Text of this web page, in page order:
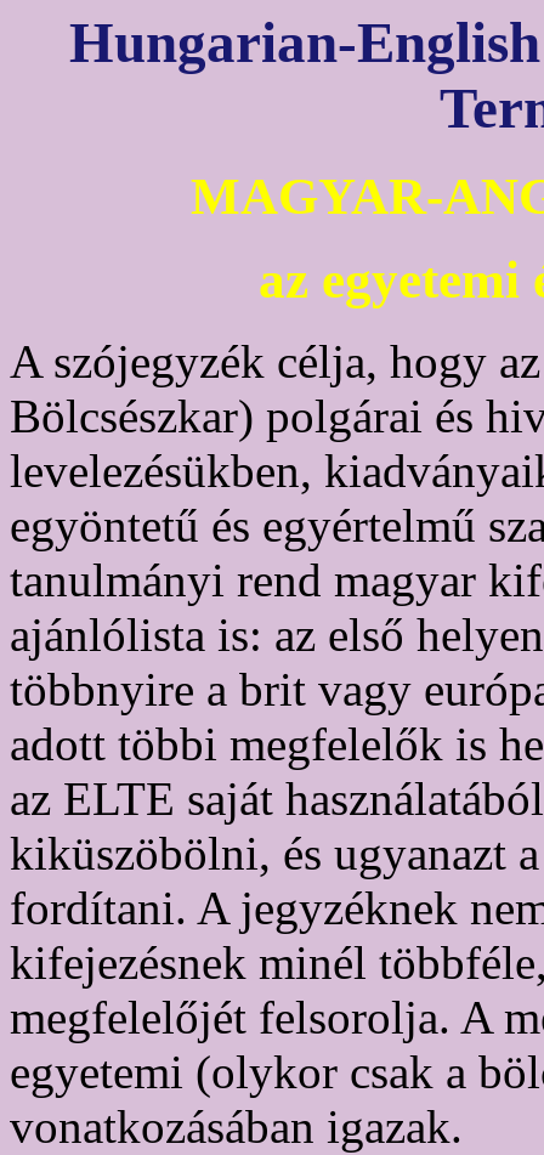
Hungarian-
MAGYAR-
az egyetemi
A szójegyzék célja, hogy
Bölcsészkar) polgárai és
levelezésükben,
egyöntetű és egyértelmű
tanulmányi rend magyar
ajánlólista is: az első
többnyire a brit vagy
adott többi megfelelők is
az ELTE saját
kiküszöbölni, és ugyanazt
fordítani. A jegyzéknek
kifejezésnek minél
megfelelőjét felsorolja. A
egyetemi (olykor csak a
vonatkozásában igazak.